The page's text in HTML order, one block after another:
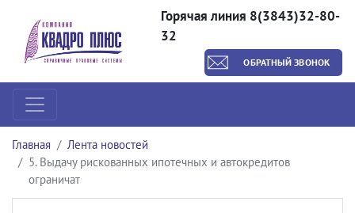
Горячая линия 8(3843)32-80-
32
ОБРАТНЫЙ ЗВОНОК
Главная
Лента новостей
5. Выдачу рискованных ипотечных и автокредитов
ограничат